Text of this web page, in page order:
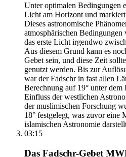
Unter optimalen Bedingungen
Licht am Horizont und
Dieses astronomische
atmosphärischen
das erste Licht irgendwo
Aus diesem Grund kann es
Gebet sein, und diese Zeit
genutzt werden. Bis zur
war der Fadschr in fast allen
Berechnung auf 19° unter
Einfluss der westlichen
der muslimischen Forschung
18° festgelegt, was zuvor eine
islamischen Astronomie
03:15
Das Fadschr-Gebet